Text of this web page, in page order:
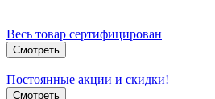
Весь товар сертифицирован
Смотреть
Постоянные акции и скидки!
Смотреть